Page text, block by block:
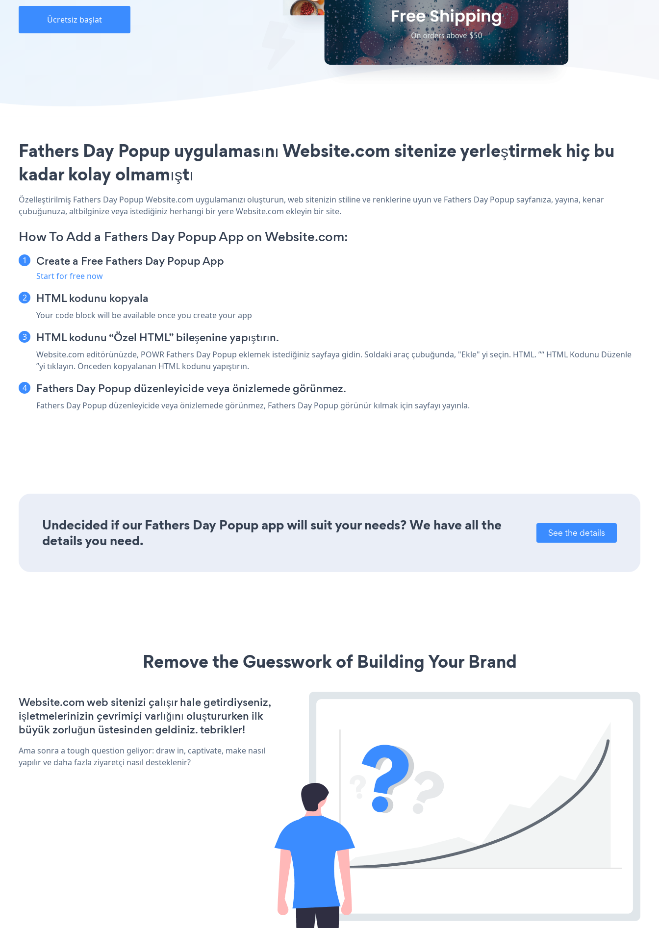
Ücretsiz başlat
Fathers Day Popup uygulamasını Website.com sitenize yerleştirmek hiç bu
kadar kolay olmamıştı
Özelleştirilmiş Fathers Day Popup Website.com uygulamanızı oluşturun, web sitenizin stiline ve renklerine uyun ve Fathers Day Popup sayfanıza, yayına, kenar
çubuğunuza, altbilginize veya istediğiniz herhangi bir yere Website.com ekleyin bir site.
How To Add a Fathers Day Popup App on Website.com:
Create a Free Fathers Day Popup App
Start for free now
HTML kodunu kopyala
Your code block will be available once you create your app
HTML kodunu “Özel HTML” bileşenine yapıştırın.
Website.com editörünüzde, POWR Fathers Day Popup eklemek istediğiniz sayfaya gidin. Soldaki araç çubuğunda, "Ekle" yi seçin. HTML. ”“ HTML Kodunu Düzenle
”yi tıklayın. Önceden kopyalanan HTML kodunu yapıştırın.
Fathers Day Popup düzenleyicide veya önizlemede görünmez.
Fathers Day Popup düzenleyicide veya önizlemede görünmez, Fathers Day Popup görünür kılmak için sayfayı yayınla.
Undecided if our Fathers Day Popup app will suit your needs? We have all the
details you need.
See the details
Remove the Guesswork of Building Your Brand
Website.com web sitenizi çalışır hale getirdiyseniz,
işletmelerinizin çevrimiçi varlığını oluştururken ilk
büyük zorluğun üstesinden geldiniz. tebrikler!
Ama sonra a tough question geliyor: draw in, captivate, make nasıl
yapılır ve daha fazla ziyaretçi nasıl desteklenir?